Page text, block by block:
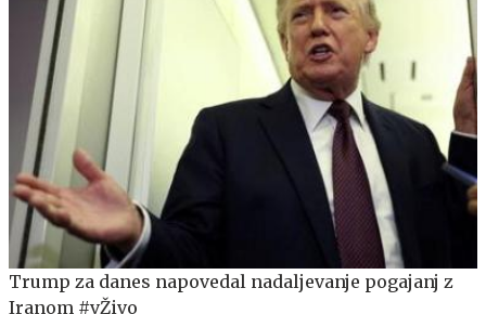
Trump za danes napovedal nadaljevanje pogajanj z
Iranom #vŽivo